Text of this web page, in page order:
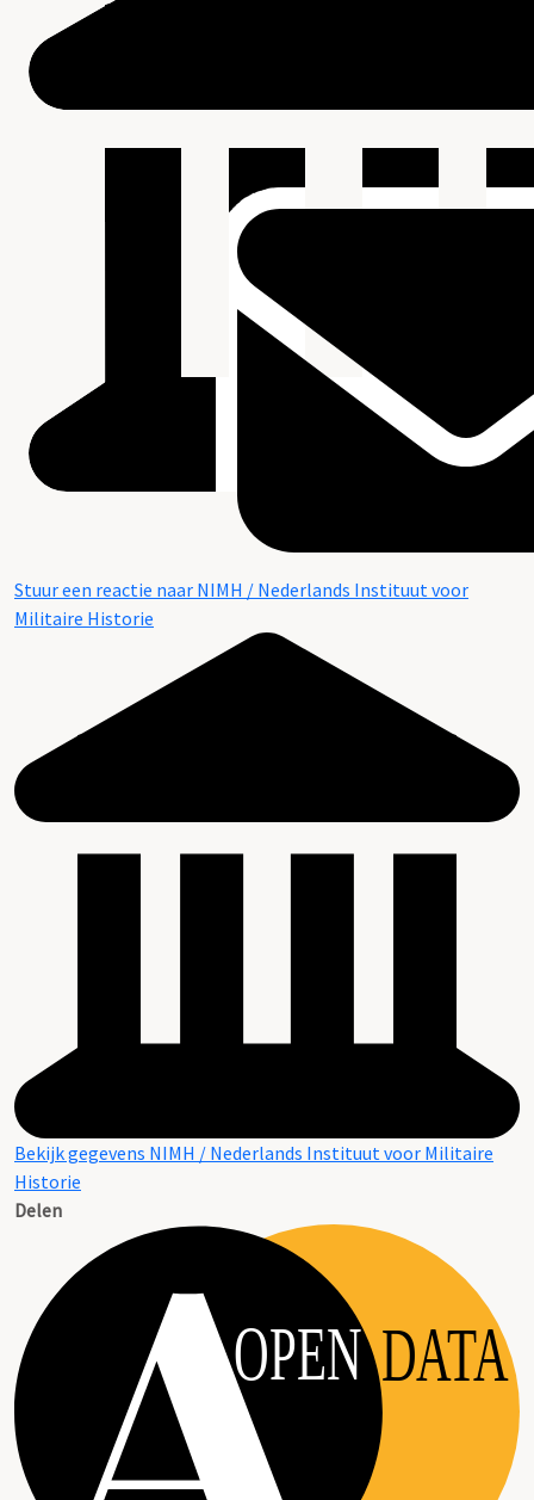
Stuur een reactie naar NIMH / Nederlands Instituut voor
Militaire Historie
Bekijk gegevens NIMH / Nederlands Instituut voor Militaire
Historie
Delen
OPEN DATA